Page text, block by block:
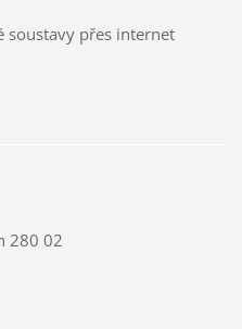
soustavy přes internet
280 02